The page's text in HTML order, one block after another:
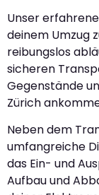
Unser
deinem Umzug
reibungslos
sicheren
Gegenstände
Zürich
Neben dem
umfangreiche
das Ein- und
Aufbau und